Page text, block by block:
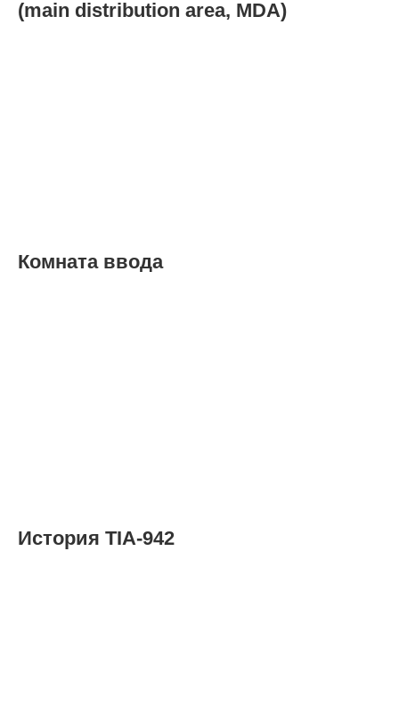
(main distribution area, MDA)
Комната ввода
История TIA-942